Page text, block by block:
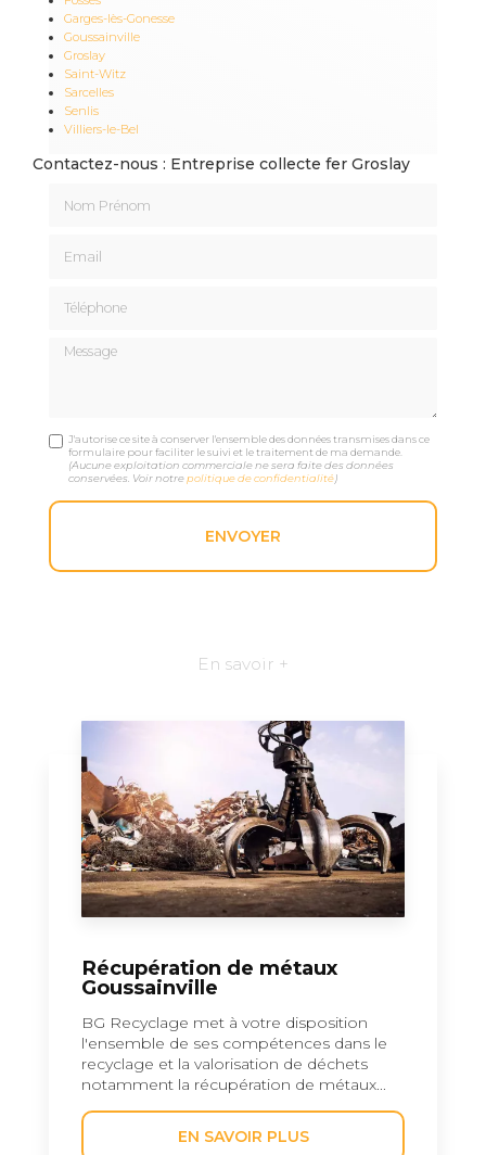
Garges-lès-Gonesse
Goussainville
Groslay
Saint-Witz
Sarcelles
Senlis
Villiers-le-Bel
Contactez-nous : Entreprise collecte fer Groslay
Message
J'autorise ce site à conserver l'ensemble des données transmises dans ce
formulaire pour faciliter le suivi et le traitement de ma demande.
(Aucune exploitation commerciale ne sera faite des données
conservées. Voir notrepolitique de confidentialité)
En savoir +
Récupération de métaux
Goussainville
BG Recyclage met à votre disposition
l'ensemble de ses compétences dans le
recyclage et la valorisation de déchets
notamment la récupération de métaux...
EN SAVOIR PLUS